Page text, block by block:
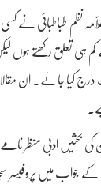
نظم طباطبائی نے
کم ہی تعلق رکھتے
کیا جائے۔ ان مقالات
بحثیں ادبی منظر
کے جواب میں